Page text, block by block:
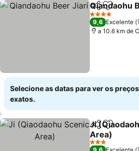
Partilhar
Qiandaohu
4 Estrelas
9,6 Excelente
a 10.6 km de
Selecione as datas para ver os preços
exatos.
Partilhar
Ji
Area)
3 Estrelas